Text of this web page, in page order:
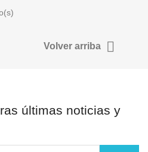
Volver arriba 
últimas noticias y